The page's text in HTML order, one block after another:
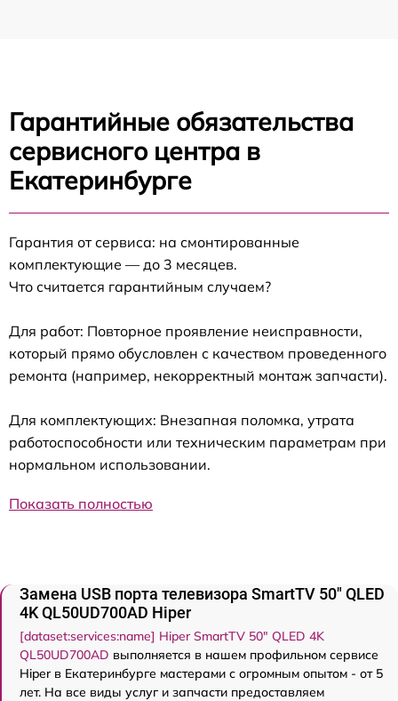
Гарантийные обязательства
сервисного центра в
Екатеринбурге
Гарантия от сервиса: на смонтированные
комплектующие — до 3 месяцев.
Что считается гарантийным случаем?
Для работ: Повторное проявление неисправности,
который прямо обусловлен с качеством проведенного
ремонта (например, некорректный монтаж запчасти).
Для комплектующих: Внезапная поломка, утрата
работоспособности или техническим параметрам при
нормальном использовании.
Показать полностью
Замена USB порта телевизора SmartTV 50" QLED
4K QL50UD700AD Hiper
[dataset:services:name] Hiper SmartTV 50" QLED 4K
QL50UD700AD выполняется в нашем профильном сервисе
Hiper в Екатеринбурге мастерами с огромным опытом - от 5
лет. На все виды услуг и запчасти предоставляем